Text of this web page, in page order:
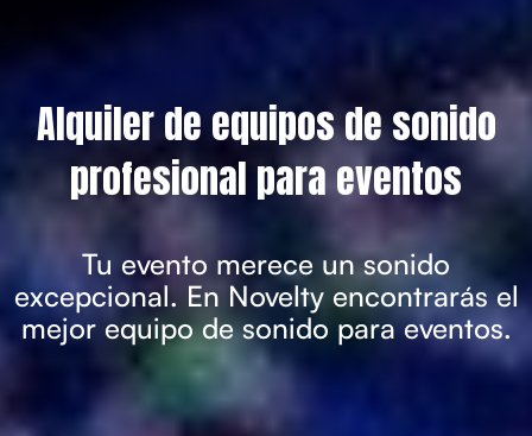
Alquiler de equipos de sonido
profesional para eventos
Tu evento merece un sonido
excepcional. En Novelty encontrarás el
mejor equipo de sonido para eventos.